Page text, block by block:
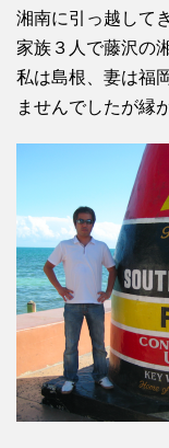
湘南に引っ越して
家族３人で藤沢の
私は島根、妻は福
ませんでしたが縁